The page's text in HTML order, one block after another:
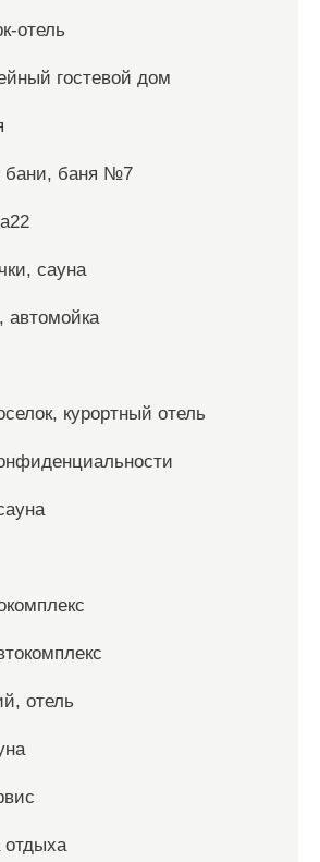
отель
гостевой дом
бани, баня №7
сауна
автомойка
курортный отель
отель
отдыха